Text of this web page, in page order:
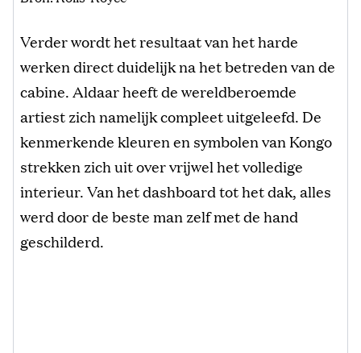
Verder wordt het resultaat van het harde
werken direct duidelijk na het betreden van de
cabine. Aldaar heeft de wereldberoemde
artiest zich namelijk compleet uitgeleefd. De
kenmerkende kleuren en symbolen van Kongo
strekken zich uit over vrijwel het volledige
interieur. Van het dashboard tot het dak, alles
werd door de beste man zelf met de hand
geschilderd.